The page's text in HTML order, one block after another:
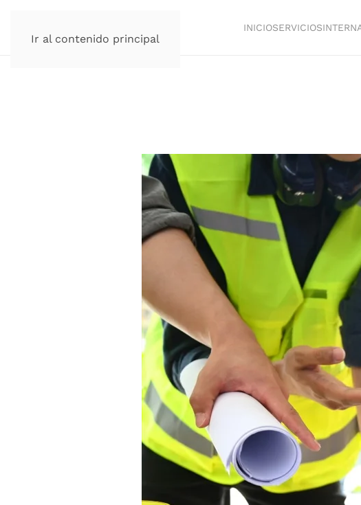
Ir al contenido principal
INICIOSERVICIOS